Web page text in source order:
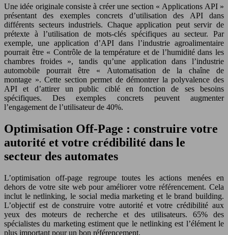
Une idée originale consiste à créer une section « Applications API »
présentant des exemples concrets d’utilisation des API dans
différents secteurs industriels. Chaque application peut servir de
prétexte à l’utilisation de mots-clés spécifiques au secteur. Par
exemple, une application d’API dans l’industrie agroalimentaire
pourrait être « Contrôle de la température et de l’humidité dans les
chambres froides », tandis qu’une application dans l’industrie
automobile pourrait être « Automatisation de la chaîne de
montage ». Cette section permet de démontrer la polyvalence des
API et d’attirer un public ciblé en fonction de ses besoins
spécifiques. Des exemples concrets peuvent augmenter
l’engagement de l’utilisateur de 40%.
Optimisation Off-Page : construire votre
autorité et votre crédibilité dans le
secteur des automates
L’optimisation off-page regroupe toutes les actions menées en
dehors de votre site web pour améliorer votre référencement. Cela
inclut le netlinking, le social media marketing et le brand building.
L’objectif est de construire votre autorité et votre crédibilité aux
yeux des moteurs de recherche et des utilisateurs. 65% des
spécialistes du marketing estiment que le netlinking est l’élément le
plus important pour un bon référencement.